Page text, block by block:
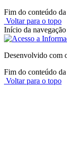
Fim do conteúdo
Voltar para o topo
Início da
Desenvolvido com
Fim do conteúdo
Voltar para o topo